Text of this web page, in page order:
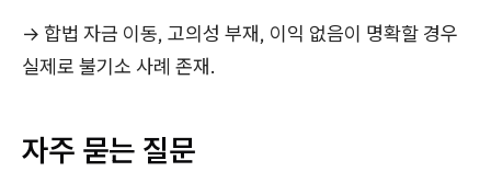
→ 합법 자금 이동, 고의성 부재, 이익 없음이 명확할 경우
실제로 불기소 사례 존재.
자주 묻는 질문